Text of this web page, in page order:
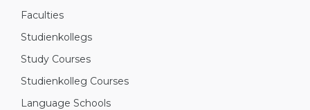
Faculties
Studienkollegs
Study Courses
Studienkolleg Courses
Language Schools